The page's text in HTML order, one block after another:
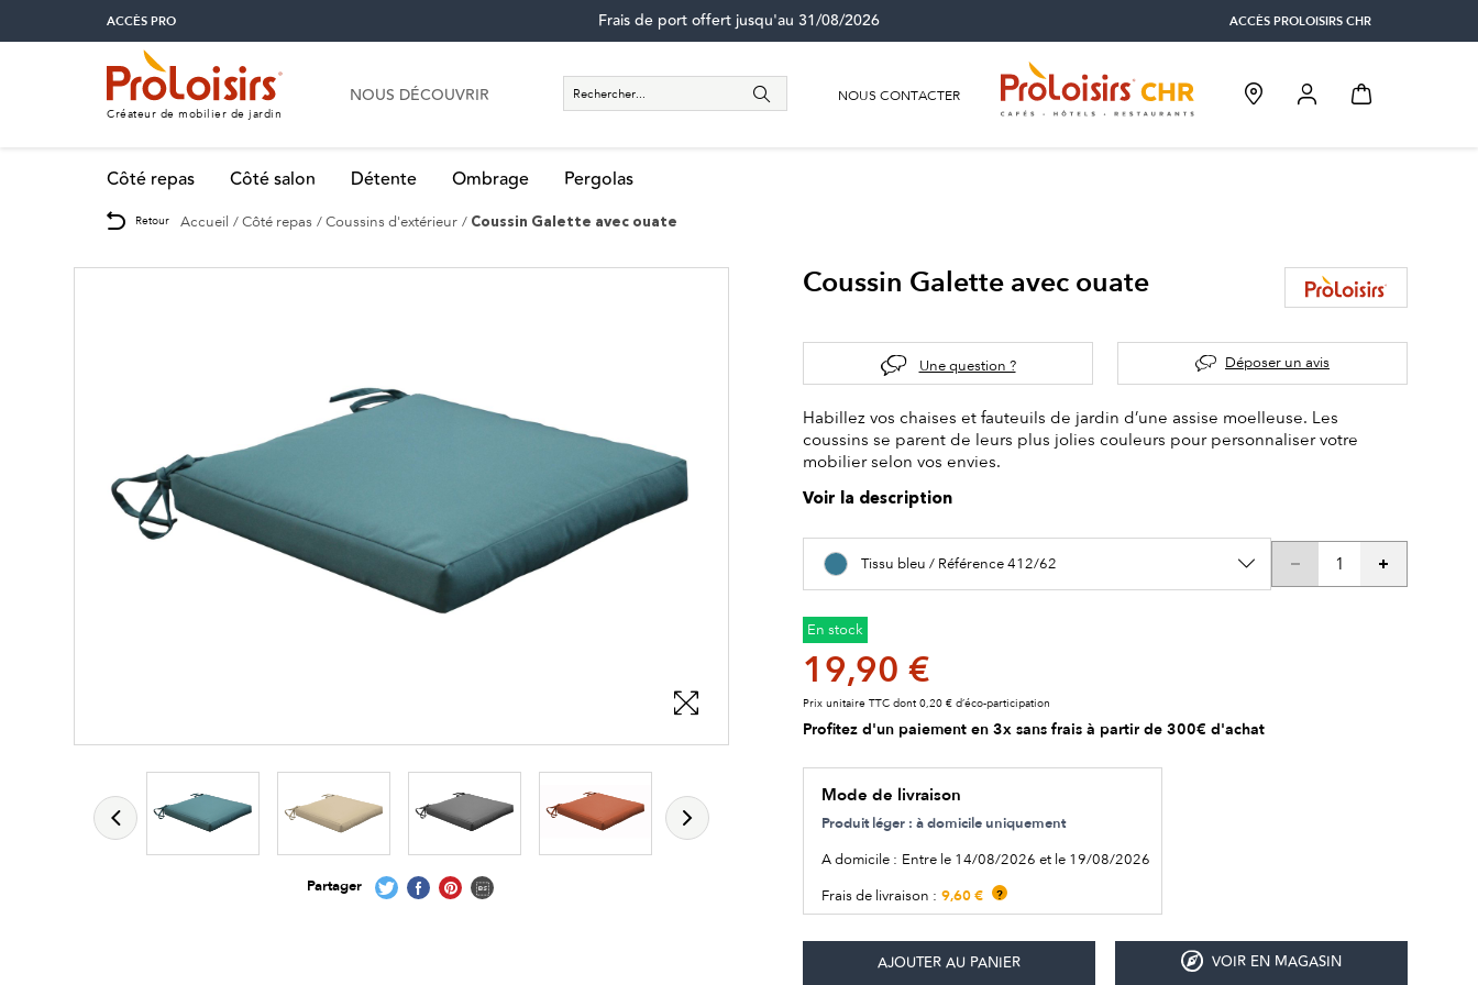
ACCÈS PRO ACCÈS PROLOISIRS CHR
Frais de port offert jusqu'au 31/08/2026
Créateur de mobilier de jardin
NOUS DÉCOUVRIR NOUS CONTACTER
Côté repas Côté salon Détente Ombrage Pergolas
Retour Accueil Côté repas Coussins d'extérieur Coussin Galette avec ouate
Partager
Coussin Galette avec ouate
Une question ? Déposer un avis
Habillez vos chaises et fauteuils de jardin d’une assise moelleuse. Les
coussins se parent de leurs plus jolies couleurs pour personnaliser votre
mobilier selon vos envies.
Voir la description
Tissu bleu / Référence 412/62
En stock
19,90 €
Prix unitaire TTC dont 0,20 € d’éco-participation
Profitez d'un paiement en 3x sans frais à partir de 300€ d'achat
Mode de livraison
Produit léger : à domicile uniquement
A domicile : Entre le 14/08/2026 et le 19/08/2026
Frais de livraison : 9,60 € ?
VOIR EN MAGASIN